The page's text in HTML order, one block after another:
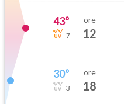
43°
7
ore
12
30°
3
ore
18